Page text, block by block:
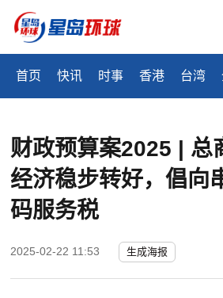
首页 快讯 时事 香港 台湾
财政预算案2025 | 总
经济稳步转好，倡向
码服务税
2025-02-22 11:53 生成海报